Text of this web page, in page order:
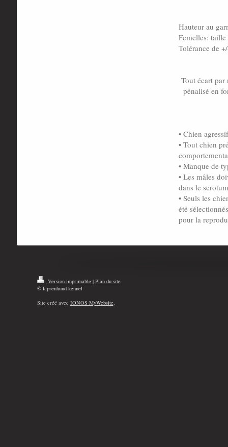
Hauteur au
Femelles:
Tolérance de
Tout écart
pénalisé en
• Chien
• Tout chien
• Manque de
• Les mâles
dans le
• Seuls les
été
pour la
Version imprimable | Plan du site
© laprenhund kennel
Site créé avec IONOS MyWebsite.